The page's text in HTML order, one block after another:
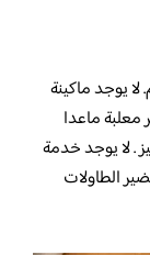
يوجد ماكينة
ماعدا
. لا يوجد خدمة
الطاولات